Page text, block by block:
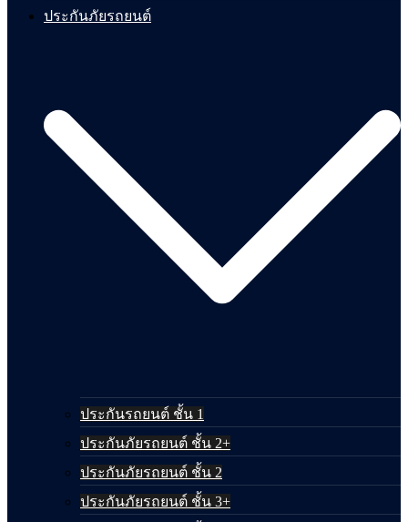
ประกันภัยรถยนต์
ประกันรถยนต์ ชั้น 1
ประกันภัยรถยนต์ ชั้น 2+
ประกันภัยรถยนต์ ชั้น 2
ประกันภัยรถยนต์ ชั้น 3+